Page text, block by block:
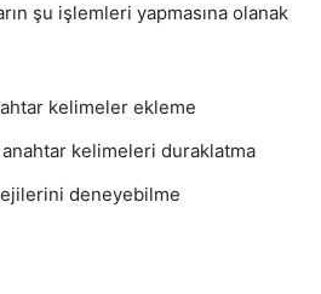
şu işlemleri yapmasına olanak
kelimeler ekleme
kelimeleri duraklatma
deneyebilme